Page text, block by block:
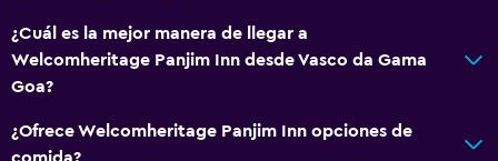
Accesibilidad
Inodoro con barras de apoyo
¿Cuál es la mejor manera de llegar a
Welcomheritage Panjim Inn desde Vasco da Gama
Goa?
¿Ofrece Welcomheritage Panjim Inn opciones de
comida?